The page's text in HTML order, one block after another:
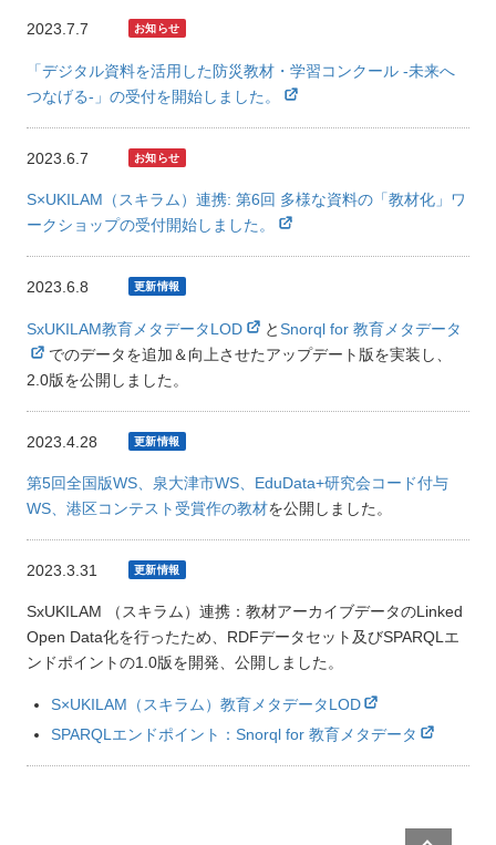
2023.7.7
「デジタル資料を活用した防災教材・学習コンクール -未来へ
つなげる-」の受付を開始しました。
2023.6.7
S×UKILAM（スキラム）連携: 第6回 多様な資料の「教材化」ワ
ークショップの受付開始しました。
2023.6.8
SxUKILAM教育メタデータLOD とSnorql for 教育メタデータ
でのデータを追加＆向上させたアップデート版を実装し、
2.0版を公開しました。
2023.4.28
第5回全国版WS、泉大津市WS、EduData+研究会コード付与
WS、港区コンテスト受賞作の教材を公開しました。
2023.3.31
SxUKILAM （スキラム）連携：教材アーカイブデータのLinked
Open Data化を行ったため、RDFデータセット及びSPARQLエ
ンドポイントの1.0版を開発、公開しました。
S×UKILAM（スキラム）教育メタデータLOD
SPARQLエンドポイント：Snorql for 教育メタデータ